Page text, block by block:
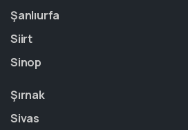
Şanlıurfa
Siirt
Sinop
Şırnak
Sivas